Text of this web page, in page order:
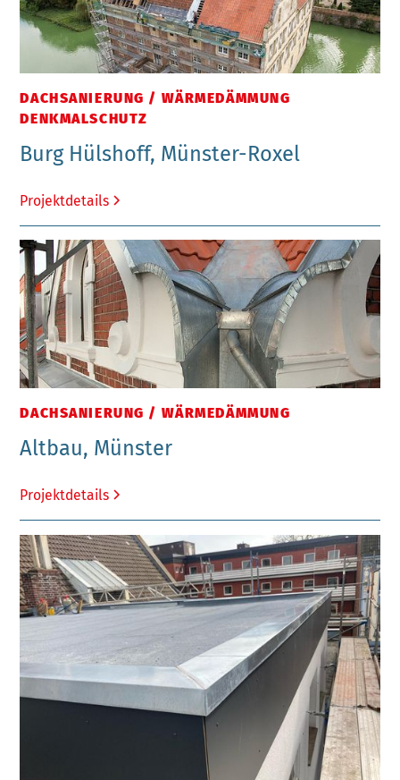
DACHSANIERUNG / WÄRMEDÄMMUNG
DENKMALSCHUTZ
Burg Hülshoff, Münster-Roxel
Projektdetails
DACHSANIERUNG / WÄRMEDÄMMUNG
Altbau, Münster
Projektdetails